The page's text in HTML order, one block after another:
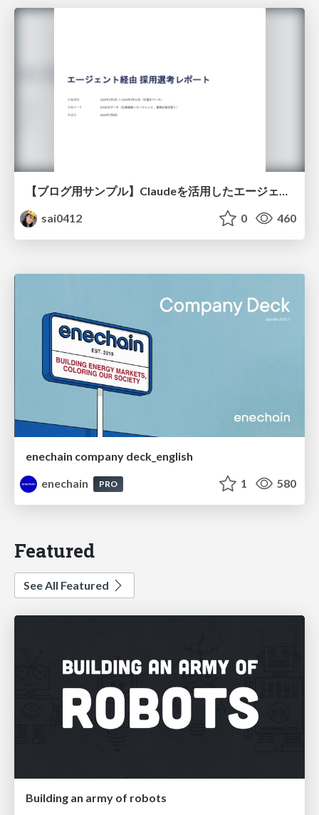
sai0412
0 460
enechain company deck_english
enechain
PRO 1 580
Featured
See All Featured
Building an army of robots